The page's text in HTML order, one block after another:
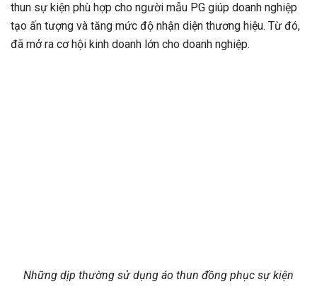
thun sự kiện phù hợp cho người mẫu PG giúp doanh nghiệp
tạo ấn tượng và tăng mức độ nhận diện thương hiệu. Từ đó,
đã mở ra cơ hội kinh doanh lớn cho doanh nghiệp.
Những dịp thường sử dụng áo thun đồng phục sự kiện